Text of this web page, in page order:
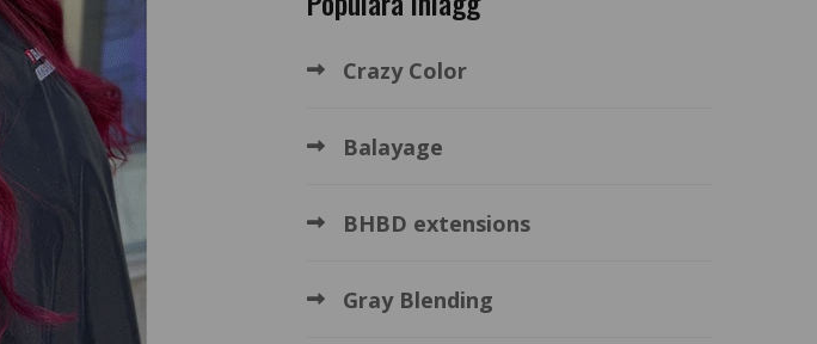
Crazy Color
Balayage
BHBD extensions
Gray Blending